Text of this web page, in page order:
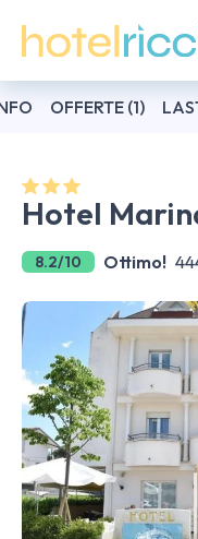
Hotel
8.2/10 Ottimo!
OFFERTE (1)